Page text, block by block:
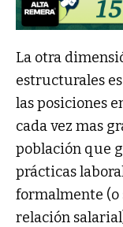
La otra
estructurales
las posiciones
cada vez mas
población que
prácticas
formalmente
relación